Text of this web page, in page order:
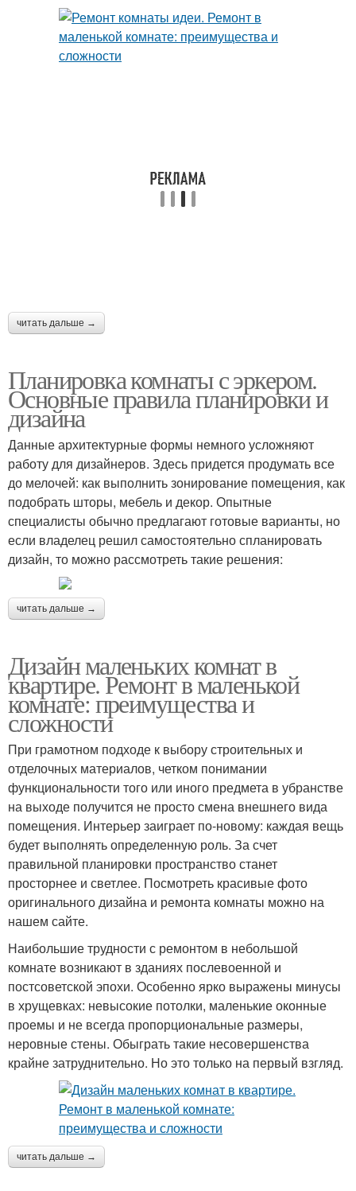
читать дальше →
Планировка комнаты с эркером.
Основные правила планировки и
дизайна
Данные архитектурные формы немного усложняют
работу для дизайнеров. Здесь придется продумать все
до мелочей: как выполнить зонирование помещения, как
подобрать шторы, мебель и декор. Опытные
специалисты обычно предлагают готовые варианты, но
если владелец решил самостоятельно спланировать
дизайн, то можно рассмотреть такие решения:
читать дальше →
Дизайн маленьких комнат в
квартире. Ремонт в маленькой
комнате: преимущества и
сложности
При грамотном подходе к выбору строительных и
отделочных материалов, четком понимании
функциональности того или иного предмета в убранстве
на выходе получится не просто смена внешнего вида
помещения. Интерьер заиграет по-новому: каждая вещь
будет выполнять определенную роль. За счет
правильной планировки пространство станет
просторнее и светлее. Посмотреть красивые фото
оригинального дизайна и ремонта комнаты можно на
нашем сайте.
Наибольшие трудности с ремонтом в небольшой
комнате возникают в зданиях послевоенной и
постсоветской эпохи. Особенно ярко выражены минусы
в хрущевках: невысокие потолки, маленькие оконные
проемы и не всегда пропорциональные размеры,
неровные стены. Обыграть такие несовершенства
крайне затруднительно. Но это только на первый взгляд.
читать дальше →